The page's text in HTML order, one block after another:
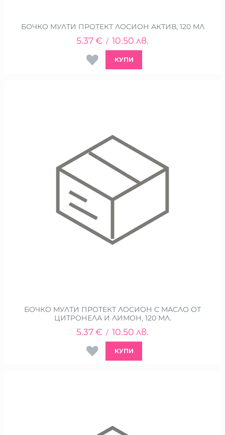
БОЧКО МУЛТИ ПРОТЕКТ ЛОСИОН АКТИВ, 120 МЛ
5.37€ / 10.50 лв.
КУПИ
БОЧКО МУЛТИ ПРОТЕКТ ЛОСИОН С МАСЛО ОТ
ЦИТРОНЕЛА И ЛИМОН, 120 МЛ.
5.37€ / 10.50 лв.
КУПИ